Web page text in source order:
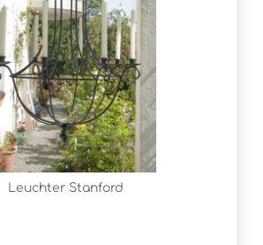
Leuchter Stanford